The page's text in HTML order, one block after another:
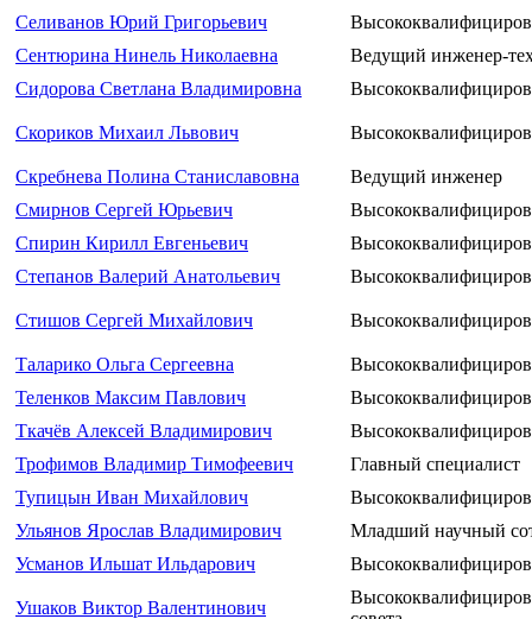
Селиванов Юрий Григорьевич
Сентюрина Нинель Николаевна
Ведущий инженер-
Сидорова Светлана Владимировна
Скориков Михаил Львович
Скребнева Полина Станиславовна
Ведущий инженер
Смирнов Сергей Юрьевич
Спирин Кирилл Евгеньевич
Степанов Валерий Анатольевич
Стишов Сергей Михайлович
Таларико Ольга Сергеевна
Теленков Максим Павлович
Ткачёв Алексей Владимирович
Трофимов Владимир Тимофеевич
Главный специалист
Тупицын Иван Михайлович
Ульянов Ярослав Владимирович
Младший научный
Усманов Ильшат Ильдарович
Ушаков Виктор Валентинович